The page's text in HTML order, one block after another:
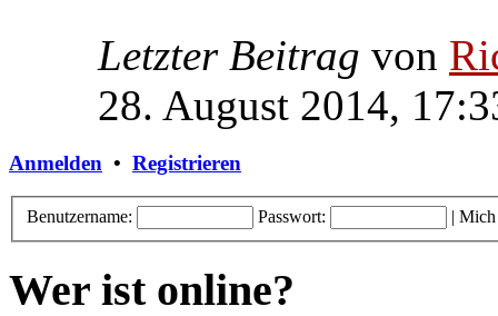
Letzter Beitrag von
28. August 2014,
Anmelden • Registrieren
Benutzername: Passwort: | Mich
Wer ist online?